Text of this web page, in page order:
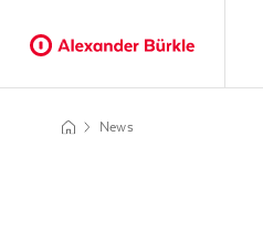
News